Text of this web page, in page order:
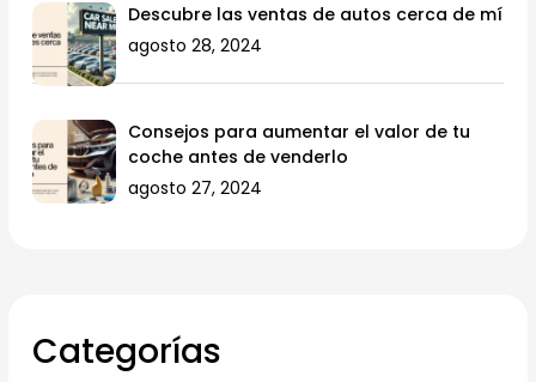
Descubre las ventas de autos cerca de mí
agosto 28, 2024
Consejos para aumentar el valor de tu
coche antes de venderlo
agosto 27, 2024
Categorías